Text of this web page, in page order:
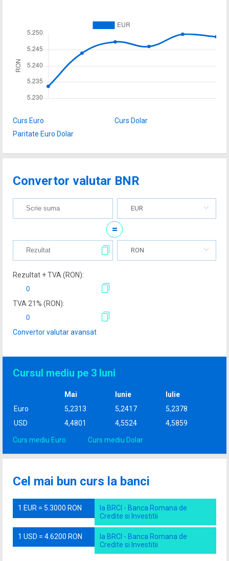
Curs Euro
Curs Dolar
Paritate Euro Dolar
Convertor valutar BNR
EUR
=
RON
Rezultat + TVA (RON):
TVA 21% (RON):
Convertor valutar avansat
Cursul mediu pe 3 luni
Mai Iunie
Iulie
Euro
5,2313 5,2417
5,2378
USD
4,4801 4,5524 4,5859
Curs mediu Euro Curs mediu Dolar
Cel mai bun curs la banci
1 EUR = 5.3000 RON
la BRCI - Banca Romana de
Credite si Investitii
1 USD = 4.6200 RON
la BRCI - Banca Romana de
Credite si Investitii